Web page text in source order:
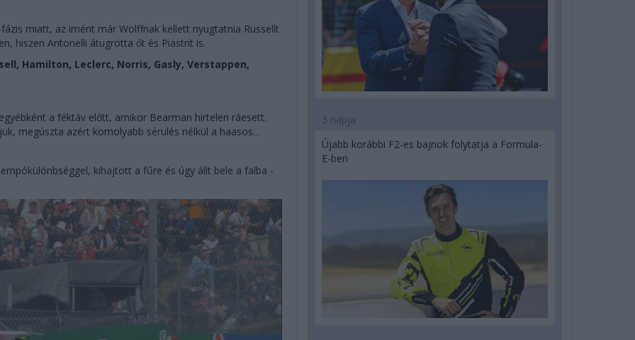
miatt, az imént már Wolffnak kellett nyugtatnia Russellt
hiszen Antonelli átugrotta őt és Piastrit is.
Hamilton, Leclerc, Norris, Gasly, Verstappen,
a féktáv előtt, amikor Bearman hirtelen ráesett.
megúszta azért komolyabb sérülés nélkül a haasos...
kihajtott a fűre és úgy állt bele a falba -
3 napja
Újabb korábbi F2-es bajnok folytatja a Formula-
E-ben